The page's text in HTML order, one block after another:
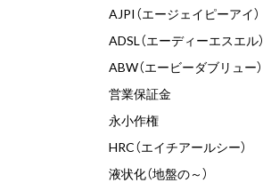
AJPI（エージェイピーアイ）
ADSL（エーディーエスエル）
ABW（エービーダブリュー）
営業保証金
永小作権
HRC（エイチアールシー）
液状化（地盤の～）